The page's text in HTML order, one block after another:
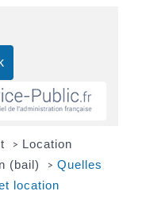
> Location
(bail)
> Quelles
location